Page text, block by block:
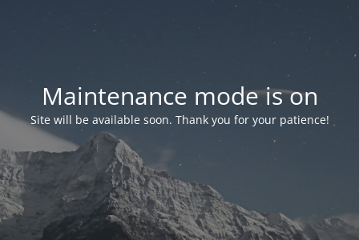
Maintenance mode is on
Site will be available soon. Thank you for your patience!